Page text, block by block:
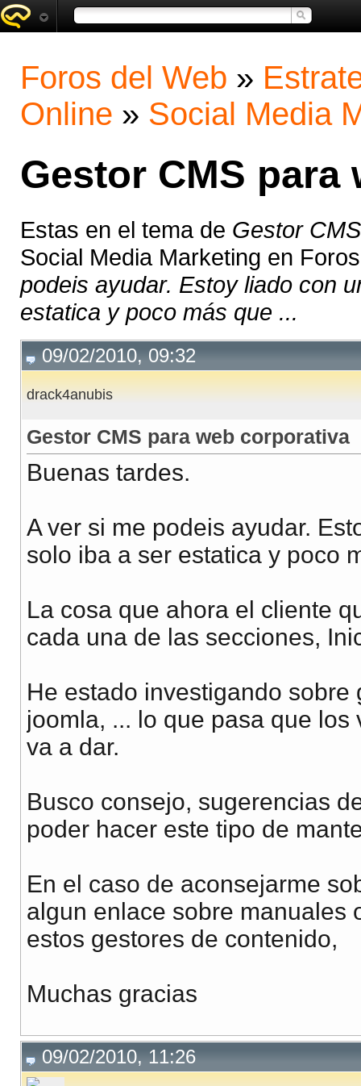
Foros del Web »
Online » Social Media
Gestor CMS
Estas en el tema de Gestor
Social Media Marketing en
podeis ayudar. Estoy liado con
estatica y poco más que ...
09/02/2010, 09:32
drack4anubis
Gestor CMS para web corporativa
Buenas tardes.
A ver si me podeis ayudar.
solo iba a ser estatica y poco
La cosa que ahora el cliente
cada una de las secciones,
He estado investigando
joomla, ... lo que pasa que
va a dar.
Busco consejo, sugerencias
poder hacer este tipo de
En el caso de aconsejarme
algun enlace sobre manuales
estos gestores de contenido,
Muchas gracias
09/02/2010, 11:26